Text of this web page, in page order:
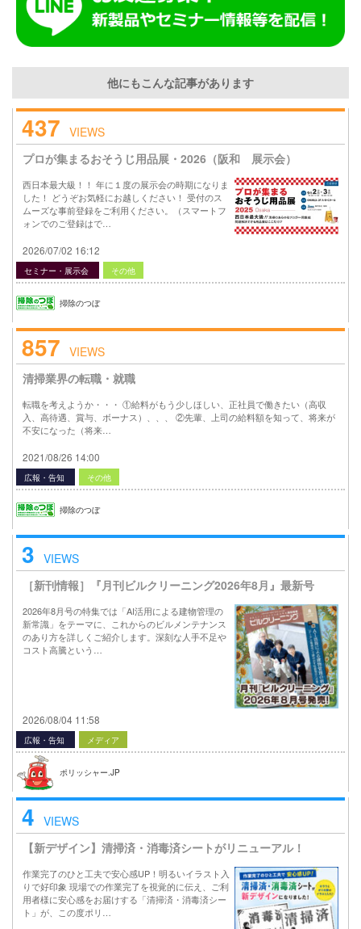
他にもこんな記事があります
437 VIEWS
プロが集まるおそうじ用品展・2026（阪和 展示会）
西日本最大級！！ 年に１度の展示会の時期になりま
した！ どうぞお気軽にお越しください！ 受付のス
ムーズな事前登録をご利用ください。（スマートフ
ォンでのご登録はで…
2026/07/02 16:12
セミナー・展示会 その他
掃除のつぼ
857 VIEWS
清掃業界の転職・就職
転職を考えようか・・・ ①給料がもう少しほしい、正社員で働きたい（高収
入、高待遇、賞与、ボーナス）、、、 ②先輩、上司の給料額を知って、将来が
不安になった（将来…
2021/08/26 14:00
広報・告知 その他
掃除のつぼ
3 VIEWS
［新刊情報］『月刊ビルクリーニング2026年8月』最新号
2026年8月号の特集では「AI活用による建物管理の
新常識」をテーマに、これからのビルメンテナンス
のあり方を詳しくご紹介します。深刻な人手不足や
コスト高騰という…
2026/08/04 11:58
広報・告知 メディア
ポリッシャー.JP
4 VIEWS
【新デザイン】清掃済・消毒済シートがリニューアル！
作業完了のひと工夫で安心感UP！明るいイラスト入
りで好印象 現場での作業完了を視覚的に伝え、ご利
用者様に安心感をお届けする「清掃済・消毒済シー
ト」が、この度ポリ…